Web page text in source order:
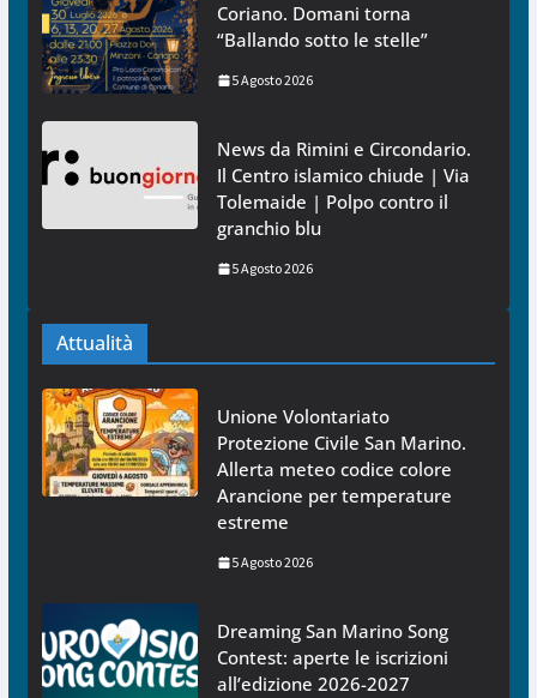
Coriano. Domani torna
“Ballando sotto le stelle”
5 Agosto 2026
News da Rimini e Circondario.
Il Centro islamico chiude | Via
Tolemaide | Polpo contro il
granchio blu
5 Agosto 2026
Attualità
Unione Volontariato
Protezione Civile San Marino.
Allerta meteo codice colore
Arancione per temperature
estreme
5 Agosto 2026
Dreaming San Marino Song
Contest: aperte le iscrizioni
all’edizione 2026-2027